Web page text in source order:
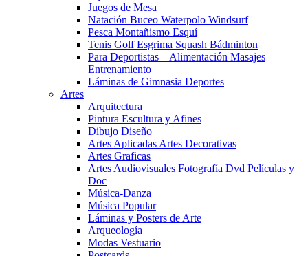
Juegos de Mesa
Natación Buceo Waterpolo Windsurf
Pesca Montañismo Esquí
Tenis Golf Esgrima Squash Bádminton
Para Deportistas – Alimentación Masajes
Entrenamiento
Láminas de Gimnasia Deportes
Artes
Arquitectura
Pintura Escultura y Afines
Dibujo Diseño
Artes Aplicadas Artes Decorativas
Artes Graficas
Artes Audiovisuales Fotografía Dvd Películas y
Doc
Música-Danza
Música Popular
Láminas y Posters de Arte
Arqueología
Modas Vestuario